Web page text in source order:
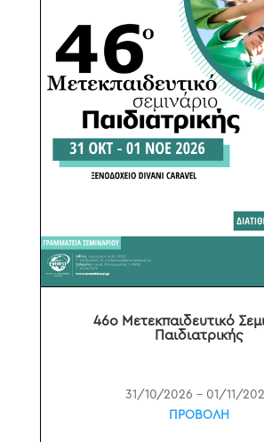
46o Μετεκπαιδευτικό
Παιδιατρικής
31/10/2026 – 01/11/
ΠΡΟΒΟΛΗ